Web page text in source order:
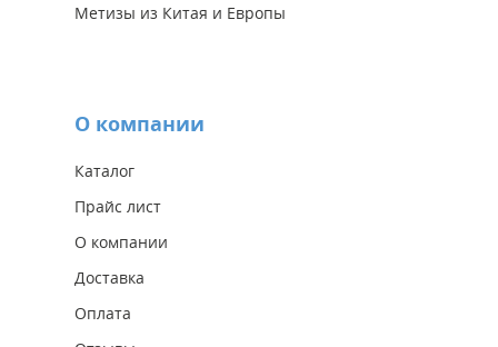
Метизы из Китая и Европы
О компании
Каталог
Прайс лист
О компании
Доставка
Оплата